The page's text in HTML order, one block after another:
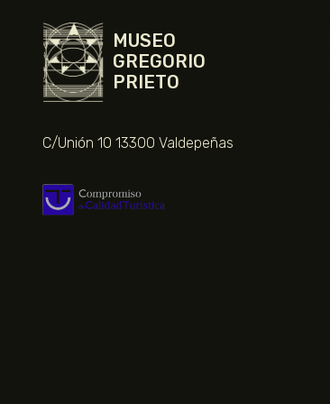
MUSEO
GREGORIO
PRIETO
C/Unión 10 13300 Valdepeñas